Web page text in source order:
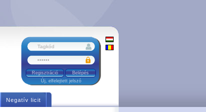
Regisztráció
Új, elfelejtett jelszó
Negatív licit